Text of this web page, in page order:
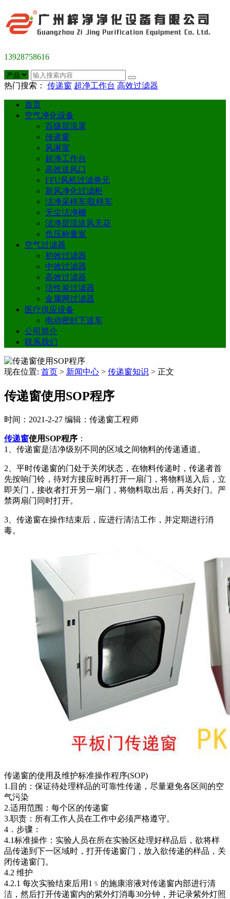
13928758616
热门搜索： 传递窗 超净工作台 高效过滤器
首页
空气净化设备
百级层流罩
传递窗
风淋室
超净工作台
高效送风口
FFU风机过滤单元
新风净化过滤柜
洁净采样车|取样车
无尘洁净棚
洁净层流送风天花
负压称量室
空气过滤器
初效过滤器
中效过滤器
高效过滤器
活性炭过滤器
金属网过滤器
医疗供应设备
电动密封下送车
公司简介
联系我们
现在位置: 首页 > 新闻中心 > 传递窗知识 > 正文
传递窗使用SOP程序
时间：2021-2-27 编辑：传递窗工程师
传递窗使用SOP程序 ：
1、传递窗是洁净级别不同的区域之间物料的传递通道。
2、平时传递窗的门处于关闭状态，在物料传递时，传递者首
先按响门铃，待对方接应时再打开一扇门，将物料送入后，立
即关门，接收者打开另一扇门，将物料取出后，再关好门。严
禁两扇门同时打开。
3、传递窗在操作结束后，应进行清洁工作，并定期进行消
毒。
传递窗的使用及维护标准操作程序(SOP)
1.目的：保证待处理样品的可靠性传递，尽量避免各区间的空
气污染
2.适用范围：每个区的传递窗
3.职责：所有工作人员在工作中必须严格遵守。
4．步骤：
4.1标准操作：实验人员在所在实验区处理好样品后，欲将样
品传递到下一区域时，打开传递窗门，放入欲传递的样品，关
闭传递窗门。
4.2 维护
4.2.1 每次实验结束后用1﹪的施康溶液对传递窗内部进行清
洁，然后打开传递窗内的紫外灯消毒30分钟，并记录紫外灯照